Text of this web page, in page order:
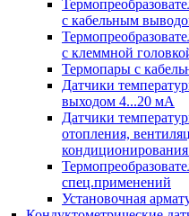
с кабельным
с клеммной
Термопары с
Датчики
выходом 4...20 мА
Датчики
отопления,
спец.применений
Установочная